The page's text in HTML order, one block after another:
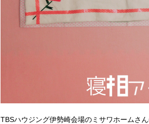
TBSハウジング伊勢崎会場のミサワホームさ